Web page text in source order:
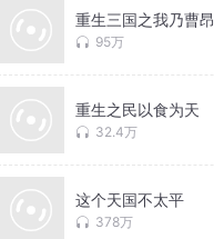
重生三国之我乃曹昂
95万
重生之民以食为天
32.4万
这个天国不太平
378万